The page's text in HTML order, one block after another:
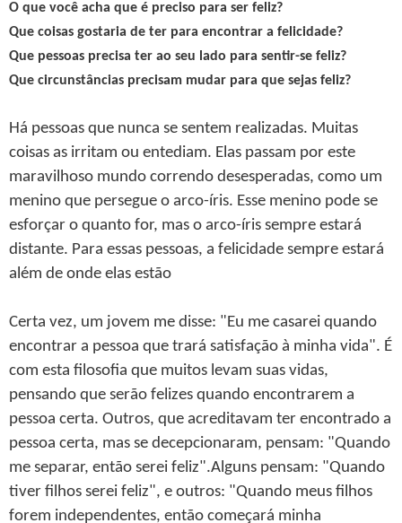
O que você acha que é preciso para ser feliz?
Que coisas gostaria de ter para encontrar a felicidade?
Que pessoas precisa ter ao seu lado para sentir-se feliz?
Que circunstâncias precisam mudar para que sejas feliz?
Há pessoas que nunca se sentem realizadas. Muitas
coisas as irritam ou entediam. Elas passam por este
maravilhoso mundo correndo desesperadas, como um
menino que persegue o arco-íris. Esse menino pode se
esforçar o quanto for, mas o arco-íris sempre estará
distante. Para essas pessoas, a felicidade sempre estará
além de onde elas estão
Certa vez, um jovem me disse: "Eu me casarei quando
encontrar a pessoa que trará satisfação à minha vida". É
com esta filosofia que muitos levam suas vidas,
pensando que serão felizes quando encontrarem a
pessoa certa. Outros, que acreditavam ter encontrado a
pessoa certa, mas se decepcionaram, pensam: "Quando
me separar, então serei feliz".Alguns pensam: "Quando
tiver filhos serei feliz", e outros: "Quando meus filhos
forem independentes, então começará minha